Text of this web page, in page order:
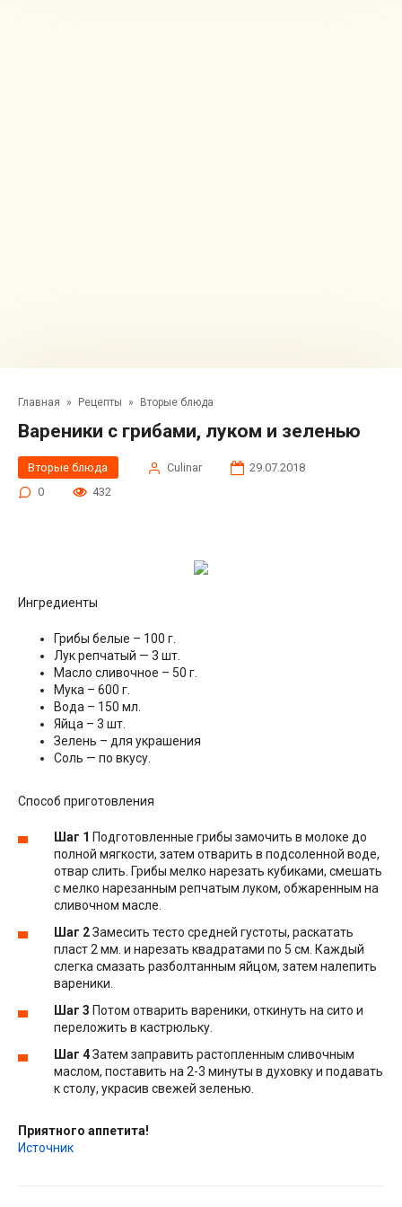
Главная » Рецепты » Вторые блюда
Вареники с грибами, луком и зеленью
Вторые блюда Сulinar
29.07.2018
0
432
Ингредиенты
Грибы белые – 100 г.
Лук репчатый — 3 шт.
Масло сливочное – 50 г.
Мука – 600 г.
Вода – 150 мл.
Яйца – 3 шт.
Зелень – для украшения
Соль — по вкусу.
Способ приготовления
Шаг 1 Подготовленные грибы замочить в молоке до
полной мягкости, затем отварить в подсоленной воде,
отвар слить. Грибы мелко нарезать кубиками, смешать
с мелко нарезанным репчатым луком, обжаренным на
сливочном масле.
Шаг 2Замесить тесто средней густоты, раскатать
пласт 2 мм. и нарезать квадратами по 5 см. Каждый
слегка смазать разболтанным яйцом, затем налепить
вареники.
Шаг 3 Потом отварить вареники, откинуть на сито и
переложить в кастрюльку.
Шаг 4Затем заправить растопленным сливочным
маслом, поставить на 2-3 минуты в духовку и подавать
к столу, украсив свежей зеленью.
Приятного аппетита!
Источник